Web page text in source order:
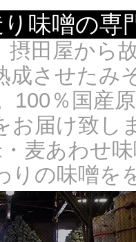
味噌の専
摂田屋から
成させたみ
100％国産
お届け致し
麦あわせ
りの味噌を